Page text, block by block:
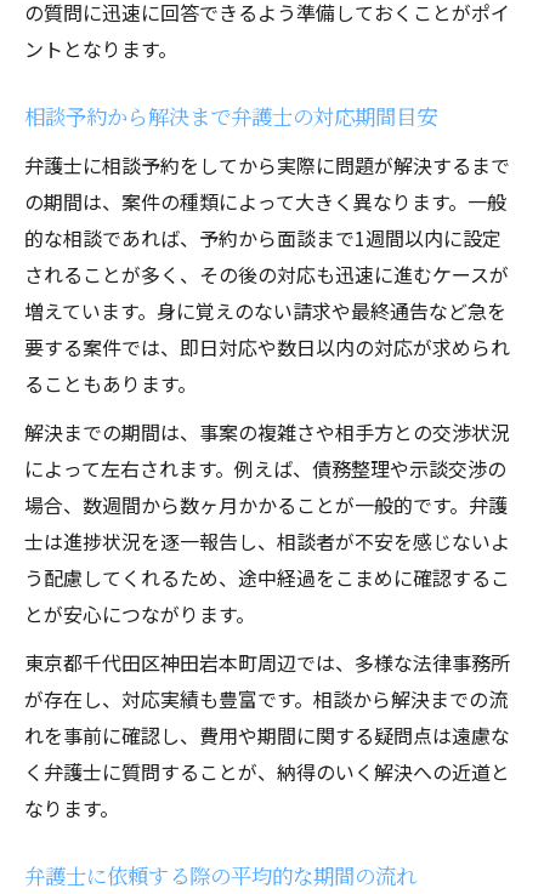
の質問に迅速に回答できるよう準備しておくことがポイ
ントとなります。
相談予約から解決まで弁護士の対応期間目安
弁護士に相談予約をしてから実際に問題が解決するまで
の期間は、案件の種類によって大きく異なります。一般
的な相談であれば、予約から面談まで1週間以内に設定
されることが多く、その後の対応も迅速に進むケースが
増えています。身に覚えのない請求や最終通告など急を
要する案件では、即日対応や数日以内の対応が求められ
ることもあります。
解決までの期間は、事案の複雑さや相手方との交渉状況
によって左右されます。例えば、債務整理や示談交渉の
場合、数週間から数ヶ月かかることが一般的です。弁護
士は進捗状況を逐一報告し、相談者が不安を感じないよ
う配慮してくれるため、途中経過をこまめに確認するこ
とが安心につながります。
東京都千代田区神田岩本町周辺では、多様な法律事務所
が存在し、対応実績も豊富です。相談から解決までの流
れを事前に確認し、費用や期間に関する疑問点は遠慮な
く弁護士に質問することが、納得のいく解決への近道と
なります。
弁護士に依頼する際の平均的な期間の流れ